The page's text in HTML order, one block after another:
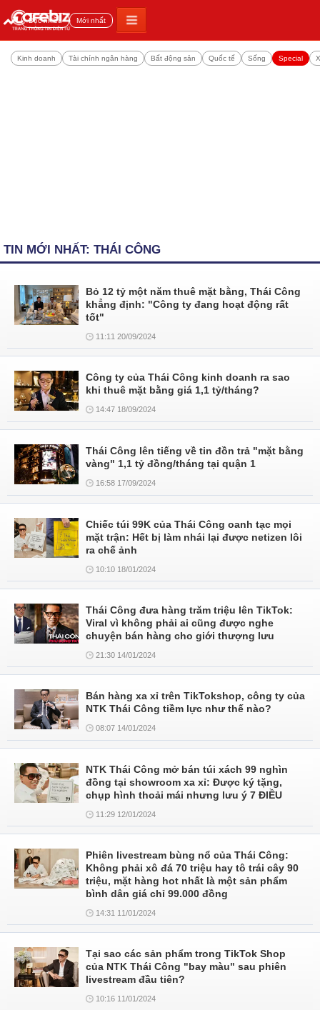
Đọc nhiều Mới nhất
Kinh doanh Tài chính ngân hàng Bất động sản Quốc tế Sống Special
TIN MỚI NHẤT: THÁI CÔNG
Bỏ 12 tỷ một năm thuê mặt bằng, Thái Công
khẳng định: "Công ty đang hoạt động rất
tốt"
11:11 20/09/2024
Công ty của Thái Công kinh doanh ra sao
khi thuê mặt bằng giá 1,1 tỷ/tháng?
14:47 18/09/2024
Thái Công lên tiếng về tin đồn trả "mặt bằng
vàng" 1,1 tỷ đồng/tháng tại quận 1
16:58 17/09/2024
Chiếc túi 99K của Thái Công oanh tạc mọi
mặt trận: Hết bị làm nhái lại được netizen lôi
ra chế ảnh
10:10 18/01/2024
Thái Công đưa hàng trăm triệu lên TikTok:
Viral vì không phải ai cũng được nghe
chuyện bán hàng cho giới thượng lưu
21:30 14/01/2024
Bán hàng xa xỉ trên TikTokshop, công ty của
NTK Thái Công tiềm lực như thế nào?
08:07 14/01/2024
NTK Thái Công mở bán túi xách 99 nghìn
đồng tại showroom xa xỉ: Được ký tặng,
chụp hình thoải mái nhưng lưu ý 7 ĐIỀU
11:29 12/01/2024
Phiên livestream bùng nổ của Thái Công:
Không phải xô đá 70 triệu hay tô trái cây 90
triệu, mặt hàng hot nhất là một sản phẩm
bình dân giá chỉ 99.000 đồng
14:31 11/01/2024
Tại sao các sản phẩm trong TikTok Shop
của NTK Thái Công "bay màu" sau phiên
livestream đầu tiên?
10:16 11/01/2024